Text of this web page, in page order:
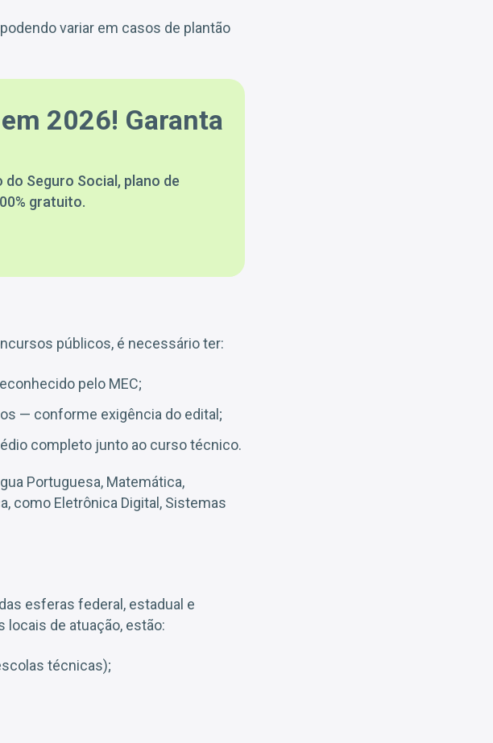
podendo variar em casos de plantão
2026! Garanta
Seguro Social, plano de
gratuito.
públicos, é necessário ter:
pelo MEC;
— conforme exigência do edital;
completo junto ao curso técnico.
Portuguesa, Matemática,
como Eletrônica Digital, Sistemas
esferas federal, estadual e
locais de atuação, estão:
técnicas);